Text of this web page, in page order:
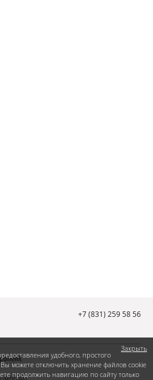
+7 (831) 259 58 56
Закрыть
удобного, простого
можете отключить хранение файлов cookie
продолжить навигацию по сайту только